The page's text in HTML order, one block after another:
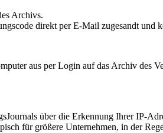
Archivs.
direkt per E-Mail zugesandt und
aus per Login auf das Archiv des
über die Erkennung Ihrer IP-
für größere Unternehmen, in der